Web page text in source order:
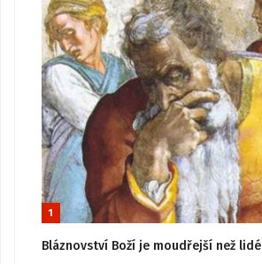
1
Bláznovství Boží je moudřejší než lidé